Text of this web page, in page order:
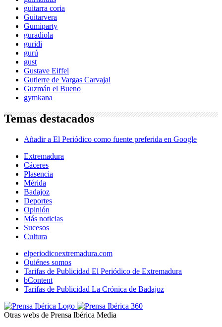
guitarra coria
Guitarvera
Gumiparty
guradiola
guridi
gurú
gust
Gustave Eiffel
Gutierre de Vargas Carvajal
Guzmán el Bueno
gymkana
Temas destacados
Añadir a El Periódico como fuente preferida en Google
Extremadura
Cáceres
Plasencia
Mérida
Badajoz
Deportes
Opinión
Más noticias
Sucesos
Cultura
elperiodicoextremadura.com
Quiénes somos
Tarifas de Publicidad El Periódico de Extremadura
bContent
Tarifas de Publicidad La Crónica de Badajoz
Otras webs de Prensa Ibérica Media